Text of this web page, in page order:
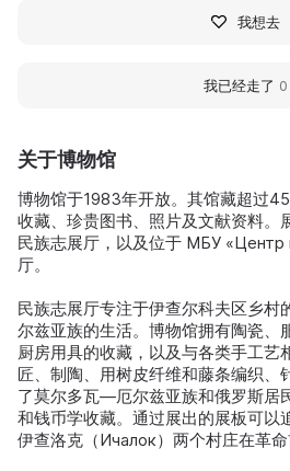
关于博物馆
博物馆于1983年开放。其馆藏超过
收藏、珍贵图书、照片及文献资料。
民族志展厅，以及位于 МБУ «Центр
厅。
民族志展厅专注于伊查尔科夫区乡
尔兹亚族的生活。博物馆拥有陶瓷、
厨房用具的收藏，以及与各类手工艺
匠、制陶、用树皮纤维和藤条编织、
了莫尔多瓦—厄尔兹亚族和俄罗斯居
和钱币学收藏。通过展出的展板可以
伊查洛克（Ичалок）两个村庄在革命
我想去
我已经走了 0